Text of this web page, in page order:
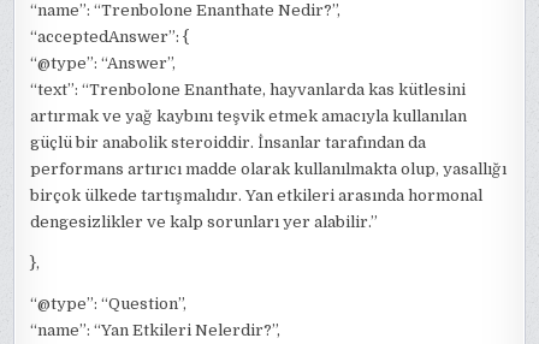
“name”: “Trenbolone Enanthate Nedir?”,
“acceptedAnswer”: {
“@type”: “Answer”,
“text”: “Trenbolone Enanthate, hayvanlarda kas kütlesini
artırmak ve yağ kaybını teşvik etmek amacıyla kullanılan
güçlü bir anabolik steroiddir. İnsanlar tarafından da
performans artırıcı madde olarak kullanılmakta olup, yasallığı
birçok ülkede tartışmalıdır. Yan etkileri arasında hormonal
dengesizlikler ve kalp sorunları yer alabilir.”
},
“@type”: “Question”,
“name”: “Yan Etkileri Nelerdir?”,